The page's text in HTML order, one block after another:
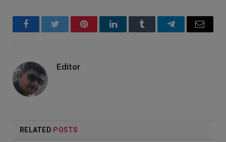
FacebookTwitter PinterestLinkedInTumblr TelegramEmail
Editor
RELATED POSTS